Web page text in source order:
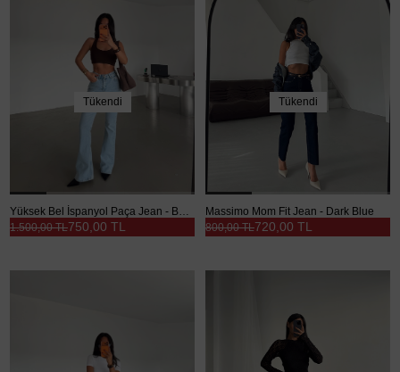
Tükendi
750,00 TL
1.500,00 TL
Tükendi
Massimo Mom Fit Jean - Dark Blue
720,00 TL
800,00 TL